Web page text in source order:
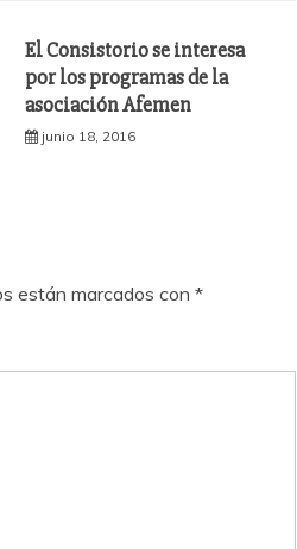
El Consistorio se interesa
por los programas de la
asociación Afemen
junio 18, 2016
están marcados con *